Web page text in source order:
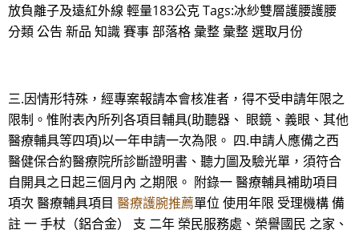
放負離子及遠紅外線 輕量183公克 Tags:冰紗雙層護腰護腰
分類 公告 新品 知識 賽事 部落格 彙整 彙整 選取月份
三.因情形特殊，經專案報請本會核准者，得不受申請年限之
限制。惟附表內所列各項目輔具(助聽器、 眼鏡、義眼、其他
醫療輔具等四項)以一年申請一次為限。 四.申請人應備之西
醫健保合約醫療院所診斷證明書、聽力圖及驗光單，須符合
自開具之日起三個月內 之期限。 附錄一 醫療輔具補助項目
項次 醫療輔具項目 醫療護腕推薦單位 使用年限 受理機構 備
註 一 手杖（鋁合金） 支 二年 榮民服務處、榮譽國民 之家、